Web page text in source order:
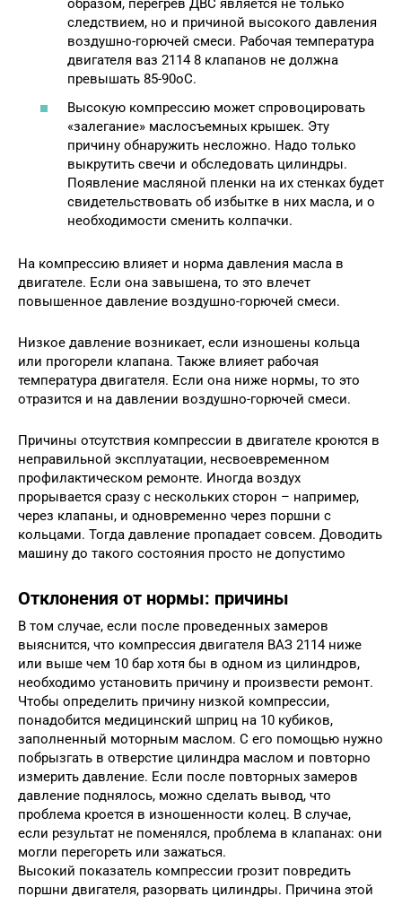
образом, перегрев ДВС является не только
следствием, но и причиной высокого давления
воздушно-горючей смеси. Рабочая температура
двигателя ваз 2114 8 клапанов не должна
превышать 85-90оС.
Высокую компрессию может спровоцировать
«залегание» маслосъемных крышек. Эту
причину обнаружить несложно. Надо только
выкрутить свечи и обследовать цилиндры.
Появление масляной пленки на их стенках будет
свидетельствовать об избытке в них масла, и о
необходимости сменить колпачки.
На компрессию влияет и норма давления масла в
двигателе. Если она завышена, то это влечет
повышенное давление воздушно-горючей смеси.
Низкое давление возникает, если изношены кольца
или прогорели клапана. Также влияет рабочая
температура двигателя. Если она ниже нормы, то это
отразится и на давлении воздушно-горючей смеси.
Причины отсутствия компрессии в двигателе кроются в
неправильной эксплуатации, несвоевременном
профилактическом ремонте. Иногда воздух
прорывается сразу с нескольких сторон – например,
через клапаны, и одновременно через поршни с
кольцами. Тогда давление пропадает совсем. Доводить
машину до такого состояния просто не допустимо
Отклонения от нормы: причины
В том случае, если после проведенных замеров
выяснится, что компрессия двигателя ВАЗ 2114 ниже
или выше чем 10 бар хотя бы в одном из цилиндров,
необходимо установить причину и произвести ремонт.
Чтобы определить причину низкой компрессии,
понадобится медицинский шприц на 10 кубиков,
заполненный моторным маслом. С его помощью нужно
побрызгать в отверстие цилиндра маслом и повторно
измерить давление. Если после повторных замеров
давление поднялось, можно сделать вывод, что
проблема кроется в изношенности колец. В случае,
если результат не поменялся, проблема в клапанах: они
могли перегореть или зажаться.
Высокий показатель компрессии грозит повредить
поршни двигателя, разорвать цилиндры. Причина этой